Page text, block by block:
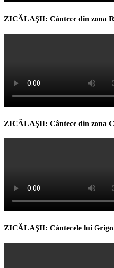
ZICĂLAŞII: Cântece din zona
ZICĂLAŞII: Cântece din zona
ZICĂLAŞII: Cântecele lui